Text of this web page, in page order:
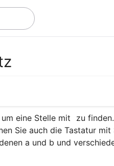
eine Stelle mit
zu finden.
Sie auch die Tastatur
a und b und